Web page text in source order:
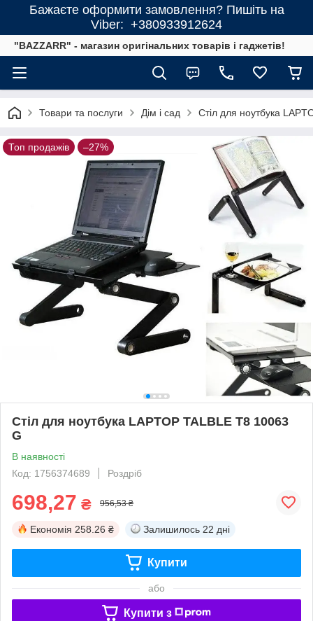
Бажаєте оформити замовлення? Пишіть на
Viber: +380933912624
"BAZZARR" - магазин оригінальних товарів і гаджетів!
Товари та послуги Дім і сад Стіл для ноутбука
Топ продажів –27%
Стіл для ноутбука LAPTOP TALBLE T8 10063
G
В наявності
Код: 1756374689
Роздріб
698,27 ₴ 956,53 ₴
Економія 258.26 ₴ Залишилось 22 дні
Купити
або
Купити з